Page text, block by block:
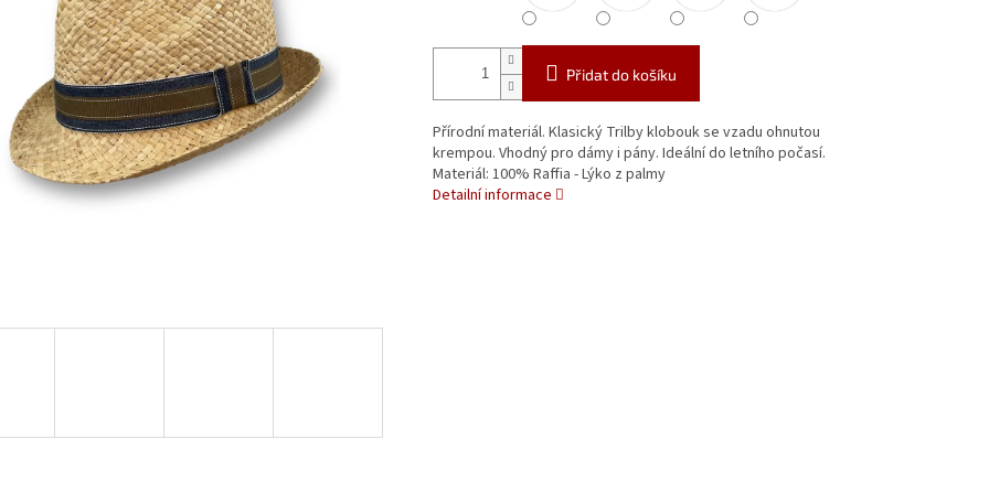
Přidat do košíku
Přírodní materiál. Klasický Trilby klobouk se vzadu ohnutou
krempou. Vhodný pro dámy i pány. Ideální do letního počasí.
Materiál: 100% Raffia - Lýko z palmy
Detailní informace